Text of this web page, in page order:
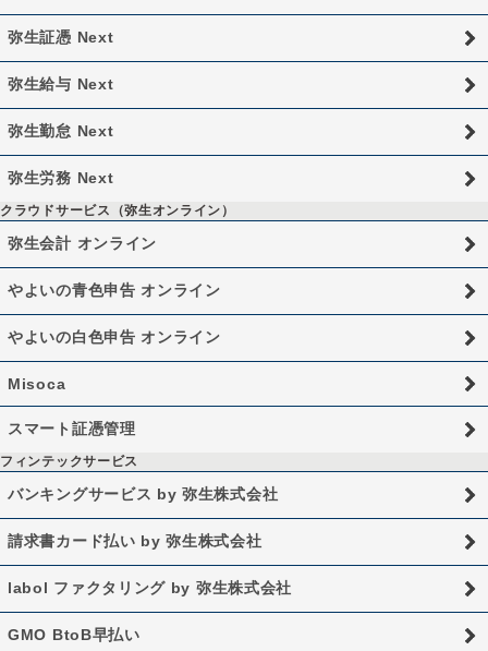
弥生証憑 Next
弥生給与 Next
弥生勤怠 Next
弥生労務 Next
クラウドサービス（弥生オンライン）
弥生会計 オンライン
やよいの青色申告 オンライン
やよいの白色申告 オンライン
Misoca
スマート証憑管理
フィンテックサービス
バンキングサービス by 弥生株式会社
請求書カード払い by 弥生株式会社
labol ファクタリング by 弥生株式会社
GMO BtoB早払い